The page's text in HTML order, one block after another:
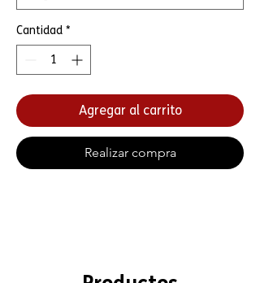
Cantidad *
Agregar al carrito
Realizar compra